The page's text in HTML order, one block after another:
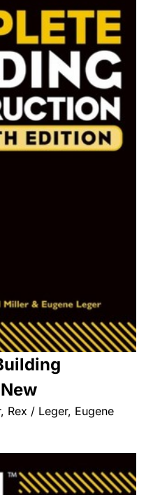
Rex / Leger, Eugene